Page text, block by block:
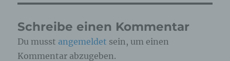
Schreibe einen Kommentar
Du musst angemeldet sein, um einen
Kommentar abzugeben.